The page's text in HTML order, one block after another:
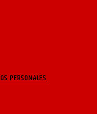
PERSONALES